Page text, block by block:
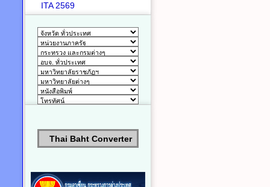
ITA 2569
Thai Baht Converter